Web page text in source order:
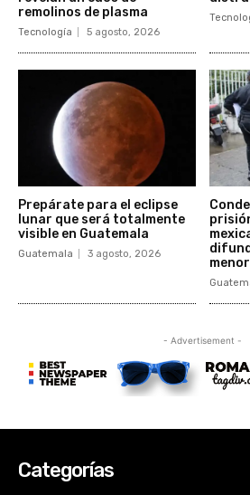
Categorías